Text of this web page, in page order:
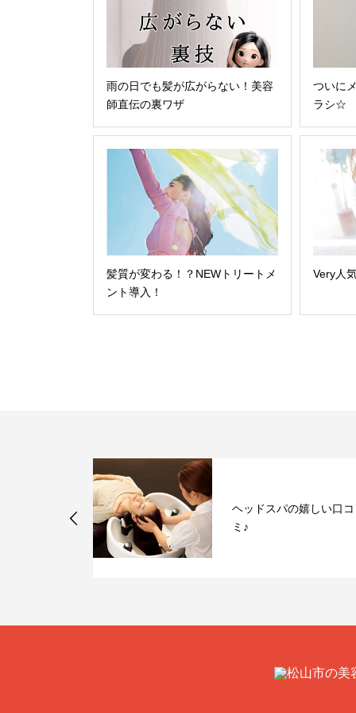
雨の日でも髪が広がらない！美容
師直伝の裏ワザ
ついに
ラシ☆
髪質が変わる！？NEWトリートメ
ント導入！
Very人
ヘッドスパの嬉しい口コ
ミ♪